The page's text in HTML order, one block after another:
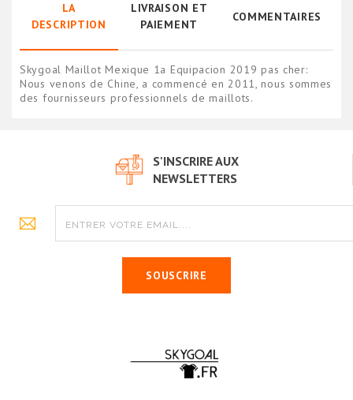
LA
DESCRIPTION
LIVRAISON ET
PAIEMENT
COMMENTAIRES
Skygoal Maillot Mexique 1a Equipacion 2019 pas cher:
Nous venons de Chine, a commencé en 2011, nous sommes
des fournisseurs professionnels de maillots.
S'INSCRIRE AUX
NEWSLETTERS
SOUSCRIRE